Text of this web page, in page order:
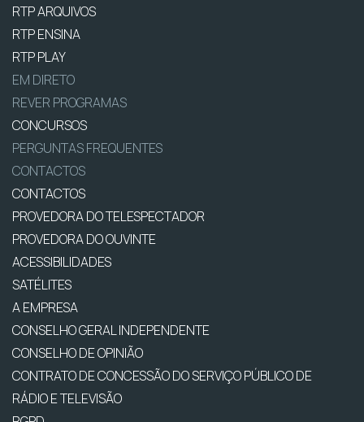
RTP ARQUIVOS
RTP ENSINA
RTP PLAY
EM DIRETO
REVER PROGRAMAS
CONCURSOS
PERGUNTAS FREQUENTES
CONTACTOS
CONTACTOS
PROVEDORA DO TELESPECTADOR
PROVEDORA DO OUVINTE
ACESSIBILIDADES
SATÉLITES
A EMPRESA
CONSELHO GERAL INDEPENDENTE
CONSELHO DE OPINIÃO
CONTRATO DE CONCESSÃO DO SERVIÇO PÚBLICO DE
RÁDIO E TELEVISÃO